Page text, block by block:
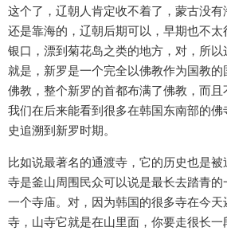
这个了，辽朝人肯定收不着了，蒙古没
还是靠海的，辽朝后期可以，早期也不
银口，漂到菊花岛之类的地方，对，所
就是，新罗是一个完全以佛教作为国教
佛教，整个新罗的首都布满了佛教，而且
我们在后来能看到很多在韩国东南部的
史追溯到新罗时期。
比如说最著名的通渡寺，它的历史也是
寺是釜山周围民众可以说是最长去踏青
一个寺庙。对，因为韩国的很多寺在今
寺，山寺它就是在山里面，你要走很长